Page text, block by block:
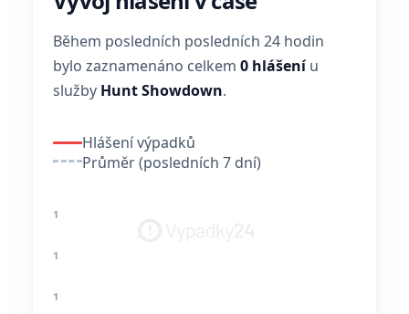
Během posledních posledních 24 hodin
bylo zaznamenáno celkem 0 hlášeníu
služby Hunt Showdown.
Hlášení výpadků
Průměr (posledních 7 dní)
1
1
1